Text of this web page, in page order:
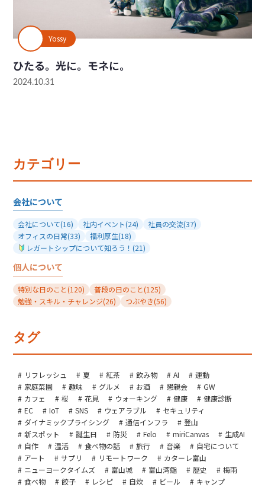
Yossy
ひたる。光に。モネに。
2024.10.31
カテゴリー
会社について
会社について(16) 社内イベント(24) 社員の交流(37)
オフィスの日常(33) 福利厚生(18)
レガートシップについて知ろう！ (21)
個人について
特別な日のこと(120) 普段の日のこと(125)
勉強・スキル・チャレンジ(26) つぶやき(56)
タグ
リフレッシュ 夏 紅茶 飲み物 AI
運動
家庭菜園
趣味 グルメ お酒 懇親会
GW
カフェ
桜 花見 ウォーキング 健康
健康診断
EC
IoT SNS ウェアラブル
セキュリティ
ダイナミックプライシング
通信インフラ
登山
新スポット
誕生日 防災 Felo miriCanvas
生成AI
自作
温活 食べ物の話 旅行 音楽
自宅について
アート
サプリ リモートワーク
カターレ富山
ニューヨークタイムズ
富山城 富山湾鮨 歴史
梅雨
食べ物
餃子 レシピ 自炊 ビール
キャンプ